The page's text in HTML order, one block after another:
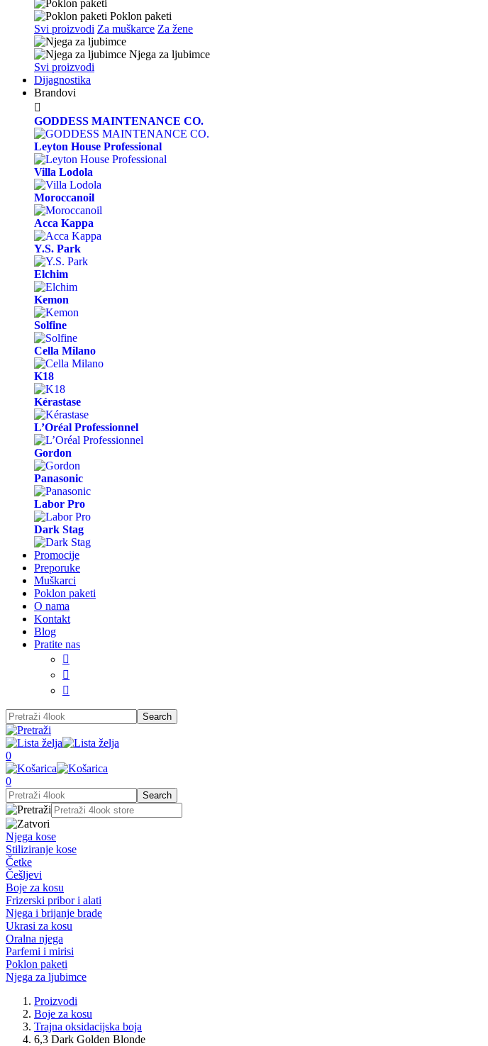
Poklon paketi
Svi proizvodi Za muškarce Za žene
Njega za ljubimce
Svi proizvodi
Dijagnostika
Brandovi

GODDESS MAINTENANCE CO.
Leyton House Professional
Villa Lodola
Moroccanoil
Acca Kappa
Y.S. Park
Elchim
Kemon
Solfine
Cella Milano
K18
Kérastase
L’Oréal Professionnel
Gordon
Panasonic
Labor Pro
Dark Stag
Promocije
Preporuke
Muškarci
Poklon paketi
O nama
Kontakt
Blog
Pratite nas



0
0
Njega kose
Stiliziranje kose
Četke
Češljevi
Boje za kosu
Frizerski pribor i alati
Njega i brijanje brade
Ukrasi za kosu
Oralna njega
Parfemi i mirisi
Poklon paketi
Njega za ljubimce
Proizvodi
Boje za kosu
Trajna oksidacijska boja
6,3 Dark Golden Blonde